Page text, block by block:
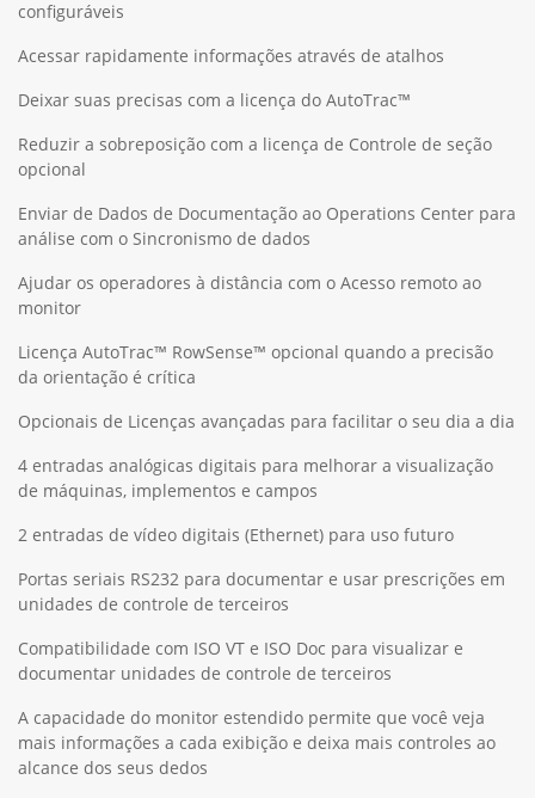
configuráveis
Acessar rapidamente informações através de atalhos
Deixar suas precisas com a licença do AutoTrac™
Reduzir a sobreposição com a licença de Controle de seção
opcional
Enviar de Dados de Documentação ao Operations Center para
análise com o Sincronismo de dados
Ajudar os operadores à distância com o Acesso remoto ao
monitor
Licença AutoTrac™ RowSense™ opcional quando a precisão
da orientação é crítica
Opcionais de Licenças avançadas para facilitar o seu dia a dia
4 entradas analógicas digitais para melhorar a visualização
de máquinas, implementos e campos
2 entradas de vídeo digitais (Ethernet) para uso futuro
Portas seriais RS232 para documentar e usar prescrições em
unidades de controle de terceiros
Compatibilidade com ISO VT e ISO Doc para visualizar e
documentar unidades de controle de terceiros
A capacidade do monitor estendido permite que você veja
mais informações a cada exibição e deixa mais controles ao
alcance dos seus dedos